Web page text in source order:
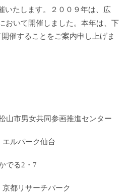
いたします。２００９年は、広
おいて開催しました。本年は、下
催することをご案内申し上げま
山市男女共同参画推進センター
エルパーク仙台
でる2 ・ 7
京都リサーチパーク